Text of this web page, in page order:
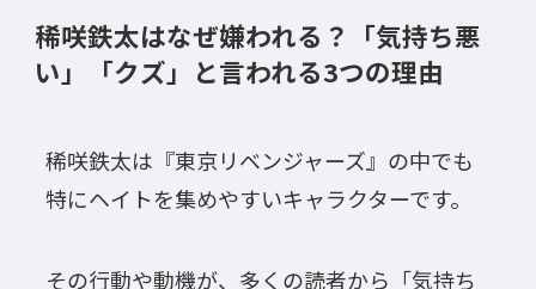
稀咲鉄太はなぜ嫌われる？「気持ち悪
い」「クズ」と言われる3つの理由
稀咲鉄太は『東京リベンジャーズ』の中でも
特にヘイトを集めやすいキャラクターです。
その行動や動機が、多くの読者から「気持ち